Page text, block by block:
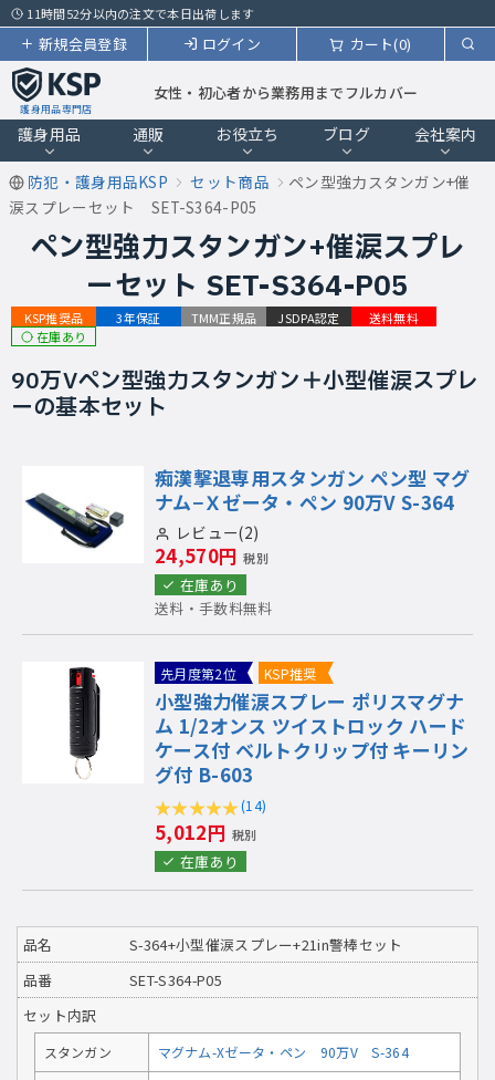
11時間52分以内の注文で本日出荷します
カート(0)
ログイン
新規会員登録
護身用品専門店
女性・初心者から業務用までフルカバー
護身用品 通販 お役立ち ブログ 会社案内
防犯・護身用品KSP セット商品
ペン型強力スタンガン+催
涙スプレーセット SET-S364-P05
ペン型強力スタンガン+催涙スプレ
ーセット SET-S364-P05
KSP推奨品 3年保証 TMM正規品 JSDPA認定
送料無料
在庫あり
90万Vペン型強力スタンガン＋小型催涙スプレ
ーの基本セット
痴漢撃退専用スタンガン ペン型 マグ
ナム−Ｘゼータ・ペン 90万V S-364
レビュー(2)
24,570円 税別
在庫あり
送料・手数料無料
先月度第2位 KSP推奨
小型強力催涙スプレー ポリスマグナ
ム 1/2オンス ツイストロック ハード
ケース付 ベルトクリップ付 キーリン
グ付 B-603
(14)
5,012円 税別
在庫あり
品名
S-364+小型催涙スプレー+21in警棒セット
品番
SET-S364-P05
セット内訳
スタンガン マグナム-Xゼータ・ペン 90万V S-364